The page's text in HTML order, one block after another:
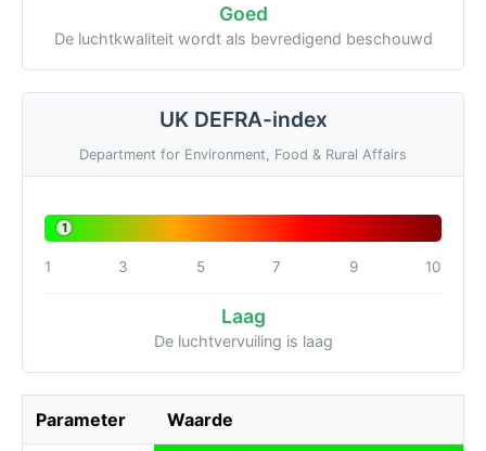
Goed
De luchtkwaliteit wordt als bevredigend beschouwd
UK DEFRA-index
Department for Environment, Food & Rural Affairs
1
1 3 5 7 9 10
Laag
De luchtvervuiling is laag
Parameter Waarde